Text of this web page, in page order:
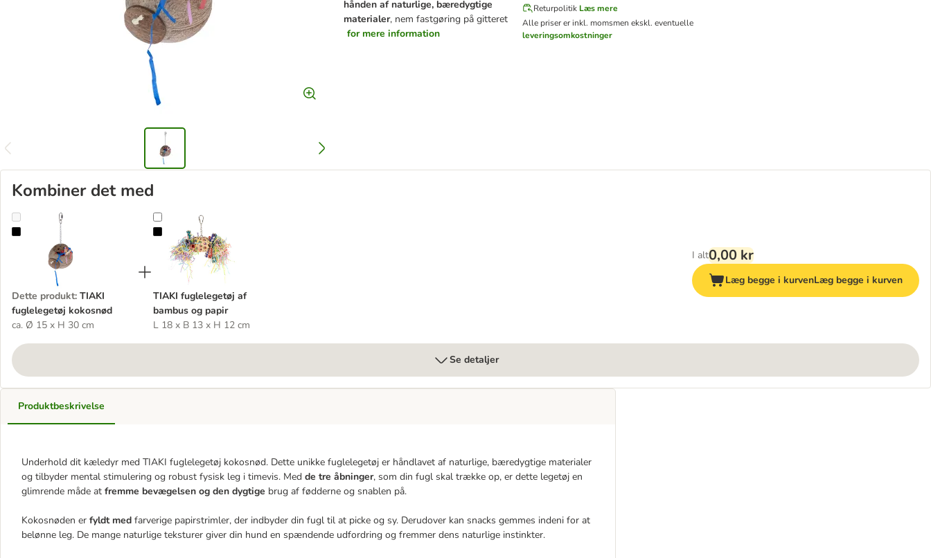
hånden af naturlige, bæredygtige
materialer, nem fastgøring på gitteret
for mere information
Returpolitik Læs mere
Alle priser er inkl. momsmen ekskl. eventuelle
leveringsomkostninger
Kombiner det med
TIAKI fuglelegetøj kokosnød
Dette produkt: TIAKI
fuglelegetøj kokosnød
ca. Ø 15 x H 30 cm
TIAKI fuglelegetøj af bambus og papir
TIAKI fuglelegetøj af
bambus og papir
L 18 x B 13 x H 12 cm
I alt0,00 kr
Læg begge i kurvenLæg begge i kurven
Se detaljer
Produktbeskrivelse
Underhold dit kæledyr med TIAKI fuglelegetøj kokosnød. Dette unikke fuglelegetøj er håndlavet af naturlige, bæredygtige materialer
og tilbyder mental stimulering og robust fysisk leg i timevis. Med de tre åbninger, som din fugl skal trække op, er dette legetøj en
glimrende måde at fremme bevægelsen og den dygtige brug af fødderne og snablen på.
Kokosnøden er fyldt med farverige papirstrimler, der indbyder din fugl til at picke og sy. Derudover kan snacks gemmes indeni for at
belønne leg. De mange naturlige teksturer giver din hund en spændende udfordring og fremmer dens naturlige instinkter.